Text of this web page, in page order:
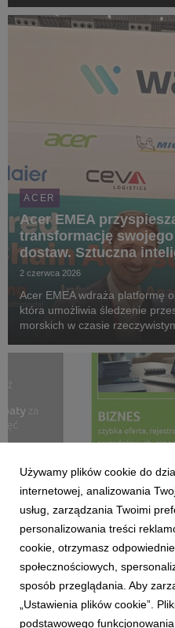
muszą kończyć się na
ACER
Acer EMEA
transformację
dostaw. Sztuczna
ulepszyć pracę sieci
2 czerwca 2026
Acer EMEA wdraża platformę
która umożliwia śledzenie
morskich w czasie
ACER
Acer for Business
2 czerwca 2026
Używamy plików cookie do
internetowej, analizowania
usług, zarządzania Twoimi
personalizowania treści
cookie, otrzymasz
społecznościowych,
sposób przeglądania. Aby
„Ustawienia plików cookie”.
podstawowego